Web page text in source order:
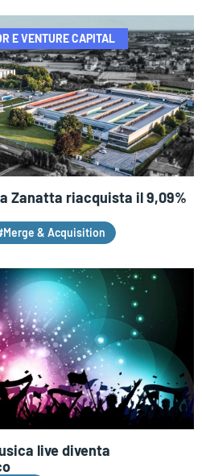
E VENTURE CAPITAL
Zanatta riacquista il 9,09%
& Acquisition
live diventa